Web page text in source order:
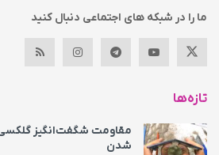
ما را در شبکه های اجتماعی دنبال کنید
تازه‌ها
شدن